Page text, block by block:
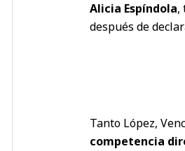
Alicia Espíndola,
después de
Tanto López,
competencia